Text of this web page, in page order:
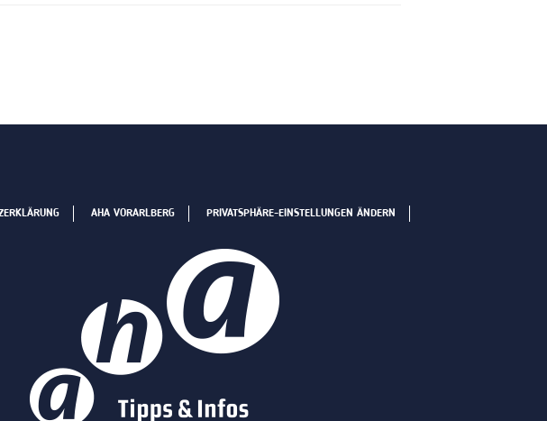
AHA VORARLBERG
PRIVATSPHÄRE-EINSTELLUNGEN ÄNDERN